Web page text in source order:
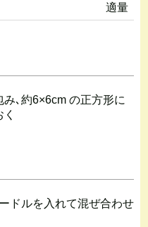
適量
､約6×6cm の正方形に
ドルを入れて混ぜ合わせ